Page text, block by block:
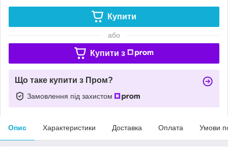
Купити
або
Купити з
Що таке купити з Пром?
Замовлення під захистом
Опис Характеристики Доставка Оплата Умови